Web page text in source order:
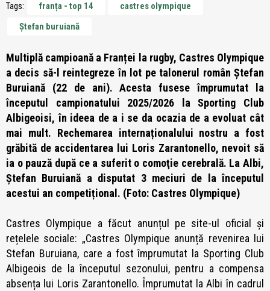
Tags: franța - top 14
castres olympique
Ștefan buruiană
Multiplă campioană a Franței la rugby, Castres Olympique
a decis să-l reintegreze în lot pe talonerul român Ştefan
Buruiană (22 de ani). Acesta fusese împrumutat la
începutul campionatului 2025/2026 la Sporting Club
Albigeoisi, în ideea de a i se da ocazia de a evoluat cât
mai mult. Rechemarea internaționalului nostru a fost
grăbită de accidentarea lui Loris Zarantonello, nevoit să
ia o pauză după ce a suferit o comoţie cerebrală. La Albi,
Ștefan Buruiană a disputat 3 meciuri de la începutul
acestui an competițional. (Foto: Castres Olympique)
Castres Olympique a făcut anunțul pe site-ul oficial și
rețelele sociale: „Castres Olympique anunță revenirea lui
Stefan Buruiana, care a fost împrumutat la Sporting Club
Albigeois de la începutul sezonului, pentru a compensa
absența lui Loris Zarantonello. Împrumutat la Albi în cadrul